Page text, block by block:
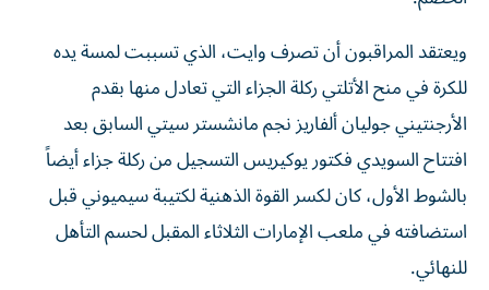
ويعتقد المراقبون أن تصرف وايت، الذي تسببت لمسة يده
للكرة في منح الأتلتي ركلة الجزاء التي تعادل منها بقدم
الأرجنتيني جوليان ألفاريز نجم مانشستر سيتي السابق بعد
افتتاح السويدي فكتور يوكيريس التسجيل من ركلة جزاء أيضاً
بالشوط الأول، كان لكسر القوة الذهنية لكتيبة سيميوني قبل
استضافته في ملعب الإمارات الثلاثاء المقبل لحسم التأهل
للنهائي.